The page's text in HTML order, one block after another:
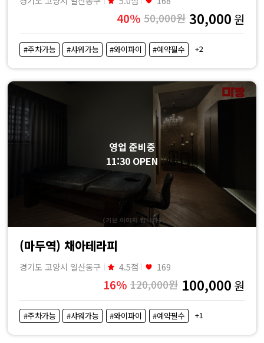
40% 50,000원 30,000 원
#주차가능 #샤워가능 #와이파이 #예약필수 +2
영업 준비중
11:30 OPEN
(마두역) 채아테라피
경기도 고양시 일산동구 4.5점 169
16% 120,000원 100,000 원
#주차가능 #샤워가능 #와이파이 #예약필수 +1